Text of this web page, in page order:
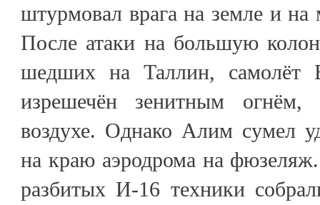
штурмовал врага на земле и на
После атаки на большую
шедших на Таллин, самолёт
изрешечён зенитным
воздухе. Однако Алим сумел
на краю аэродрома на
разбитых И-16 техники